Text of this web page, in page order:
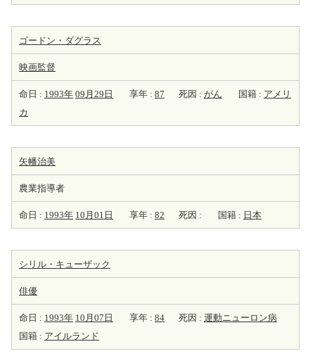
ゴードン・ダグラス
映画監督
命日 : 1993年 09月29日 享年 : 87 死因 : がん 国籍 : アメリ
カ
矢幡治美
農業指導者
命日 : 1993年 10月01日 享年 : 82 死因 : 国籍 : 日本
シリル・キューザック
俳優
命日 : 1993年 10月07日 享年 : 84 死因 : 運動ニューロン病
国籍 : アイルランド